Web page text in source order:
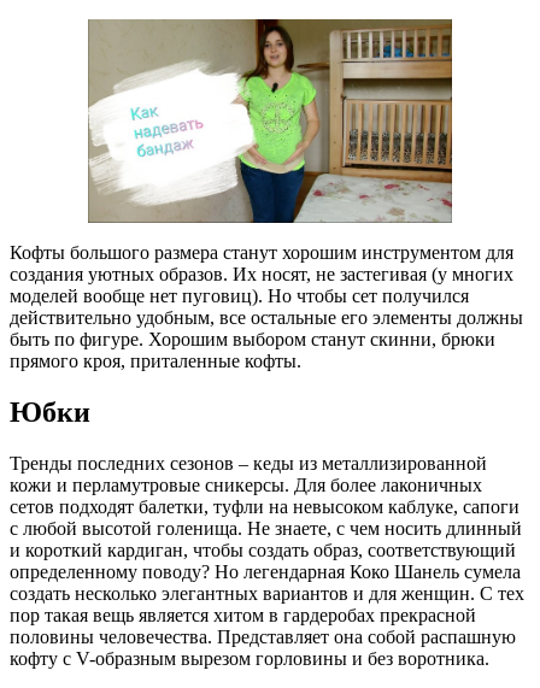
Кофты большого размера станут хорошим инструментом для
создания уютных образов. Их носят, не застегивая (у многих
моделей вообще нет пуговиц). Но чтобы сет получился
действительно удобным, все остальные его элементы должны
быть по фигуре. Хорошим выбором станут скинни, брюки
прямого кроя, приталенные кофты.
Юбки
Тренды последних сезонов – кеды из металлизированной
кожи и перламутровые сникерсы. Для более лаконичных
сетов подходят балетки, туфли на невысоком каблуке, сапоги
с любой высотой голенища. Не знаете, с чем носить длинный
и короткий кардиган, чтобы создать образ, соответствующий
определенному поводу? Но легендарная Коко Шанель сумела
создать несколько элегантных вариантов и для женщин. С тех
пор такая вещь является хитом в гардеробах прекрасной
половины человечества. Представляет она собой распашную
кофту с V-образным вырезом горловины и без воротника.